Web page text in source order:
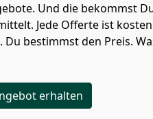
Und die bekommst
Jede Offerte ist
bestimmst den Preis.
erhalten